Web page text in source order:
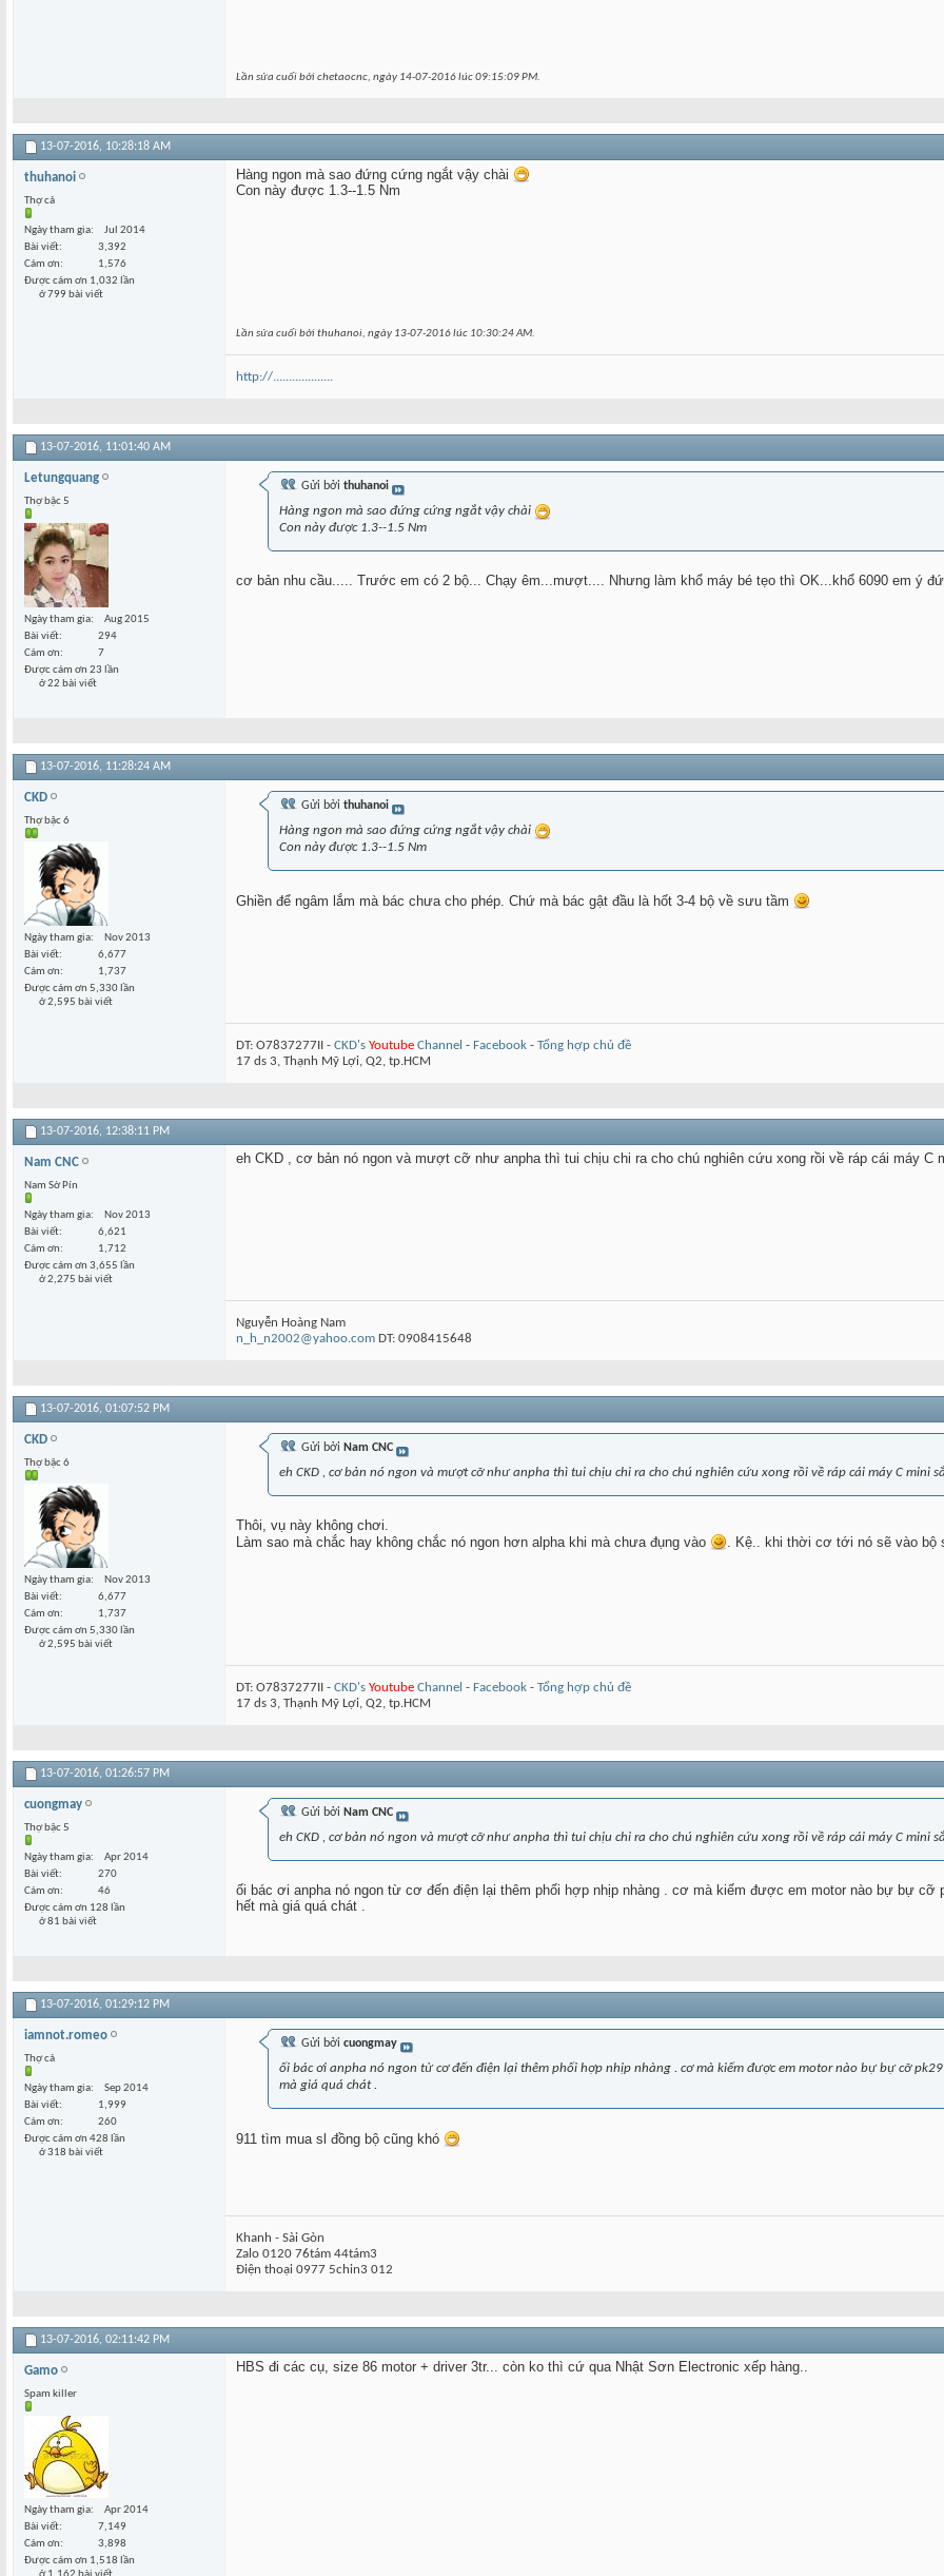
Lần sửa cuối bởi chetaocnc, ngày 14-07-2016 lúc09:15:09 PM.
13-07-2016, 10:28:18 AM
thuhanoi
Thợ cả
Ngày tham gia
Jul 2014
Bài viết
3,392
Cám ơn
1,576
Được cám ơn 1,032 lần
ở 799 bài viết
Hàng ngon mà sao đứng cứng ngắt vậy chài
Con này được 1.3--1.5 Nm
Lần sửa cuối bởi thuhanoi, ngày 13-07-2016 lúc 10:30:24 AM.
http://...................
13-07-2016, 11:01:40 AM
Letungquang
Thợ bậc 5
Ngày tham gia
Aug 2015
Bài viết
294
Cám ơn
7
Được cám ơn 23 lần
ở 22 bài viết
Gửi bởi thuhanoi
Hàng ngon mà sao đứng cứng ngắt vậy chài
Con này được 1.3--1.5 Nm
cơ bản nhu cầu..... Trước em có 2 bộ... Chạy êm...mượt.... Nhưng làm khổ máy bé tẹo thì OK...khổ 6090 em ý
13-07-2016, 11:28:24 AM
CKD
Thợ bậc 6
Ngày tham gia
Nov 2013
Bài viết
6,677
Cám ơn
1,737
Được cám ơn 5,330 lần
ở 2,595 bài viết
Gửi bởi thuhanoi
Hàng ngon mà sao đứng cứng ngắt vậy chài
Con này được 1.3--1.5 Nm
Ghiền để ngâm lắm mà bác chưa cho phép. Chứ mà bác gật đầu là hốt 3-4 bộ về sưu tầm
DT: O7837277II - CKD's Youtube Channel - Facebook - Tổng hợp chủ đề
17 ds 3, Thạnh Mỹ Lợi, Q2, tp.HCM
13-07-2016, 12:38:11 PM
Nam CNC
Nam Sờ Pín
Ngày tham gia
Nov 2013
Bài viết
6,621
Cám ơn
1,712
Được cám ơn 3,655 lần
ở 2,275 bài viết
eh CKD , cơ bản nó ngon và mượt cỡ như anpha thì tui chịu chi ra cho chú nghiên cứu xong rồi về ráp cái máy C
Nguyễn Hoàng Nam
n_h_n2002@yahoo.com DT: 0908415648
13-07-2016, 01:07:52 PM
CKD
Thợ bậc 6
Ngày tham gia
Nov 2013
Bài viết
6,677
Cám ơn
1,737
Được cám ơn 5,330 lần
ở 2,595 bài viết
Gửi bởi Nam CNC
eh CKD , cơ bản nó ngon và mượt cỡ như anpha thì tui chịu chi ra cho chú nghiên cứu xong rồi về ráp cái máy C mini
Thôi, vụ này không chơi.
Làm sao mà chắc hay không chắc nó ngon hơn alpha khi mà chưa đụng vào
. Kệ.. khi thời cơ tới nó sẽ vào bộ
DT: O7837277II - CKD's Youtube Channel - Facebook - Tổng hợp chủ đề
17 ds 3, Thạnh Mỹ Lợi, Q2, tp.HCM
13-07-2016, 01:26:57 PM
cuongmay
Thợ bậc 5
Ngày tham gia
Apr 2014
Bài viết
270
Cám ơn
46
Được cám ơn 128 lần
ở 81 bài viết
Gửi bởi Nam CNC
eh CKD , cơ bản nó ngon và mượt cỡ như anpha thì tui chịu chi ra cho chú nghiên cứu xong rồi về ráp cái máy C mini
ối bác ơi anpha nó ngon từ cơ đến điện lại thêm phối hợp nhịp nhàng . cơ mà kiếm được em motor nào bự bự cỡ
hết mà giá quá chát .
13-07-2016, 01:29:12 PM
iamnot.romeo
Thợ cả
Ngày tham gia
Sep 2014
Bài viết
1,999
Cám ơn
260
Được cám ơn 428 lần
ở 318 bài viết
Gửi bởi cuongmay
ối bác ơi anpha nó ngon từ cơ đến điện lại thêm phối hợp nhịp nhàng . cơ mà kiếm được em motor nào bự bự cỡ
mà giá quá chát .
911 tìm mua sl đồng bộ cũng khó
Khanh - Sài Gòn
Zalo 0120 76tám 44tám3
Điện thoại 0977 5chin3 012
13-07-2016, 02:11:42 PM
Gamo
Spam killer
Ngày tham gia
Apr 2014
Bài viết
7,149
Cám ơn
3,898
Được cám ơn 1,518 lần
HBS đi các cụ, size 86 motor + driver 3tr... còn ko thì cứ qua Nhật Sơn Electronic xếp hàng..